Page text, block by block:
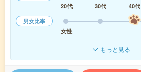
20代
30代 40代
男女比率
女性
もっと見る